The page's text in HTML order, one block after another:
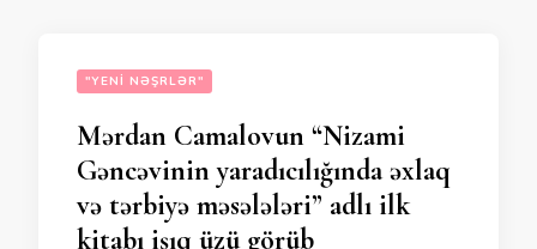
"YENI NƏŞRLƏR"
Mərdan Camalovun “Nizami
Gəncəvinin yaradıcılığında əxlaq
və tərbiyə məsələləri” adlı ilk
kitabı işıq üzü görüb